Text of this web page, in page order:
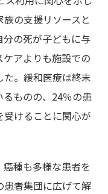
の支援リソースと
の死が子どもに与
アよりも施設での
。緩和医療は終末
ものの、24％の患
けることに関心が
種も多様な患者を
者集団に広げて解